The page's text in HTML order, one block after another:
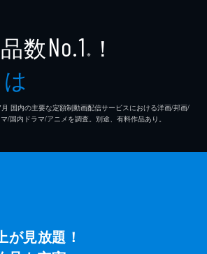
数No.1 ※ ！
国内の主要な定額制動画配信サービスにおける洋画/邦画/
/国内ドラマ/アニメを調査。別途、有料作品あり。
が見放題！